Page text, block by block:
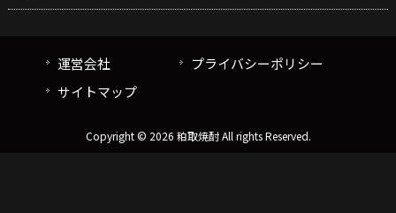
運営会社
プライバシーポリシー
サイトマップ
Copyright © 2026 粕取焼酎 All rights Reserved.